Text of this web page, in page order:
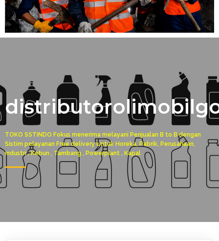
TOKO SSTINDO Fokus menerima melayani Penjualan B to B dengan
Sistim pelayanan Free delivery Untuk Horeka, Pabrik, Perusahaan,
industri , Kebun , Tambang , Powerplant , Kapal